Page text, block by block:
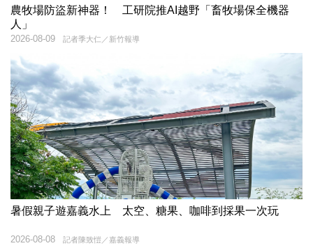
農牧場防盜新神器！ 工研院推AI越野「畜牧場保全機器
人」
記者季大仁／新竹報導
2026-08-09
暑假親子遊嘉義水上 太空、糖果、咖啡到採果一次玩
記者陳致愷／嘉義報導
2026-08-08